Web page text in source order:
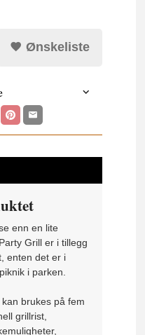
Ønskeliste
enn en lite
Grill er i tillegg
enten det er i
i parken.
brukes på fem
grillrist,